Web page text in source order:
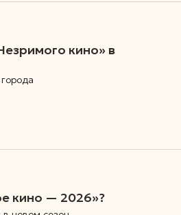
кино» в
кино — 2026»?